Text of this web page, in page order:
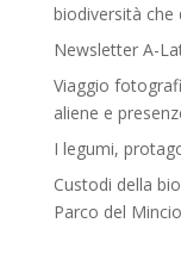
biodiversità
Newsletter A-
Viaggio
aliene e
I legumi,
Custodi della
Parco del Mincio